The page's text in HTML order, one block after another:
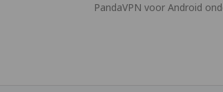
PandaVPN voor Android